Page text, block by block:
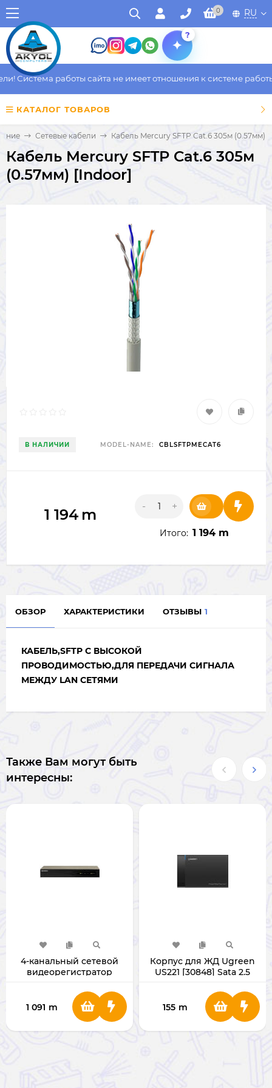
0 RU
?
Система работы сайта не имеет отношения к системе
КАТАЛОГ ТОВАРОВ
Сетевые кабели Кабель Mercury SFTP Cat.6 305м (0.57мм)
Кабель Mercury SFTP Cat.6 305м
(0.57мм) [Indoor]
В НАЛИЧИИ MODEL-NAME: CBLSFTPMECAT6
1 194 m - +
Итого: 1 194 m
ОБЗОР ХАРАКТЕРИСТИКИ ОТЗЫВЫ 1
КАБЕЛЬ,SFTP С ВЫСОКОЙ
ПРОВОДИМОСТЬЮ,ДЛЯ ПЕРЕДАЧИ СИГНАЛА
МЕЖДУ LAN СЕТЯМИ
Также Вам могут быть
интересны:
4-канальный сетевой
видеорегистратор
1 091 m
Корпус для ЖД Ugreen
US221 [30848] Sata 2.5
155 m